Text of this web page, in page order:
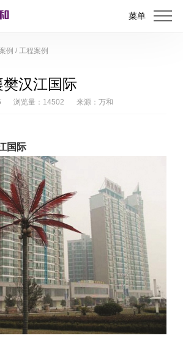
菜单
例 / 工程案例
汉江国际
浏览量：14502 来源：万和
国际